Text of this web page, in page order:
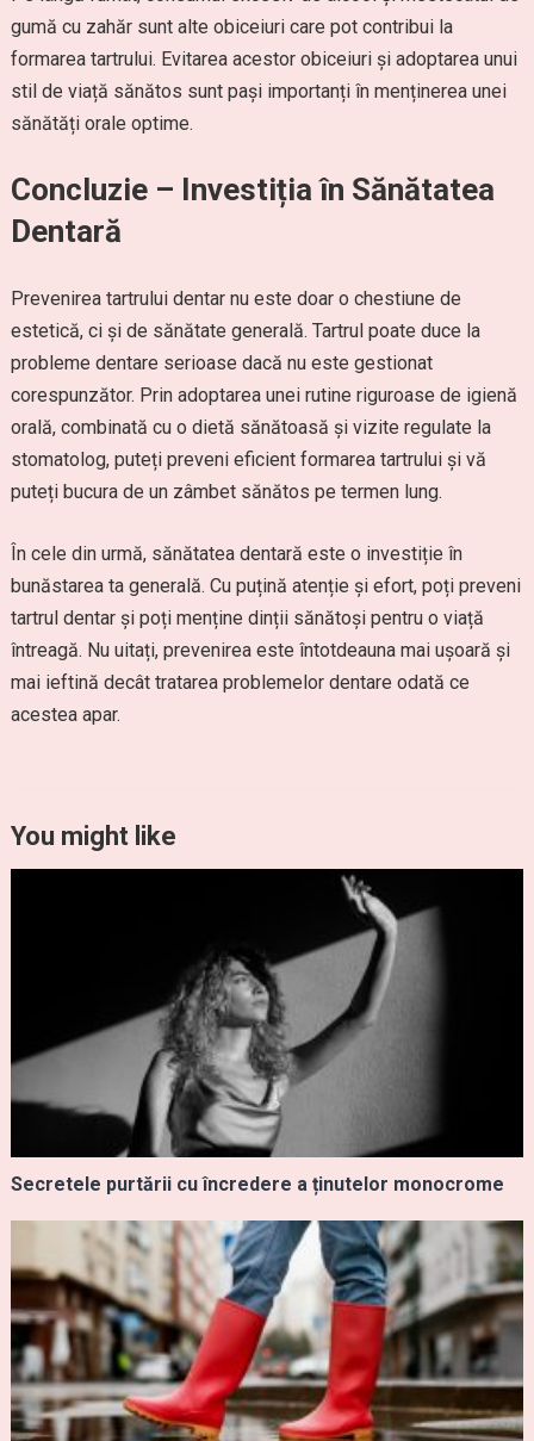
gumă cu zahăr sunt alte obiceiuri care pot contribui la
formarea tartrului. Evitarea acestor obiceiuri și adoptarea unui
stil de viață sănătos sunt pași importanți în menținerea unei
sănătăți orale optime.
Concluzie – Investiția în Sănătatea
Dentară
Prevenirea tartrului dentar nu este doar o chestiune de
estetică, ci și de sănătate generală. Tartrul poate duce la
probleme dentare serioase dacă nu este gestionat
corespunzător. Prin adoptarea unei rutine riguroase de igienă
orală, combinată cu o dietă sănătoasă și vizite regulate la
stomatolog, puteți preveni eficient formarea tartrului și vă
puteți bucura de un zâmbet sănătos pe termen lung.
În cele din urmă, sănătatea dentară este o investiție în
bunăstarea ta generală. Cu puțină atenție și efort, poți preveni
tartrul dentar și poți menține dinții sănătoși pentru o viață
întreagă. Nu uitați, prevenirea este întotdeauna mai ușoară și
mai ieftină decât tratarea problemelor dentare odată ce
acestea apar.
You might like
Secretele purtării cu încredere a ținutelor monocrome